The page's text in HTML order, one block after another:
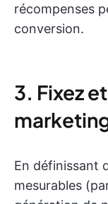
récompenses
conversion.
3. Fixez
En définissant
mesurables